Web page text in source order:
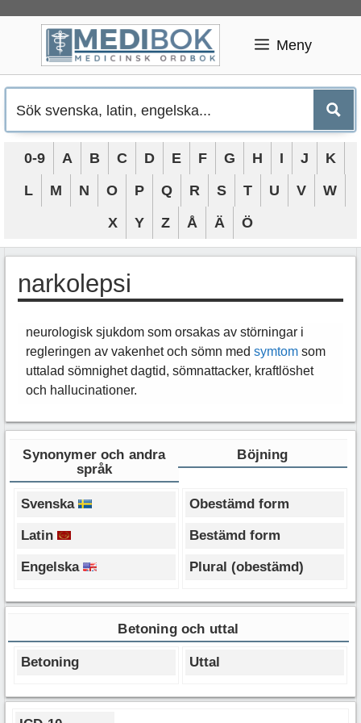
Meny
0-9 A B C D E F G H I J
K
L
M N O P Q R S T U V
W
X
Y Z Å Ä Ö
narkolepsi
neurologisk sjukdom som orsakas av störningar i
regleringen av vakenhet och sömn med symtom som
uttalad sömnighet dagtid, sömnattacker, kraftlöshet
och hallucinationer.
Synonymer och andra
språk
Böjning
Svenska
Latin
Engelska
Obestämd form
Bestämd form
Plural (obestämd)
Betoning och uttal
Betoning Uttal